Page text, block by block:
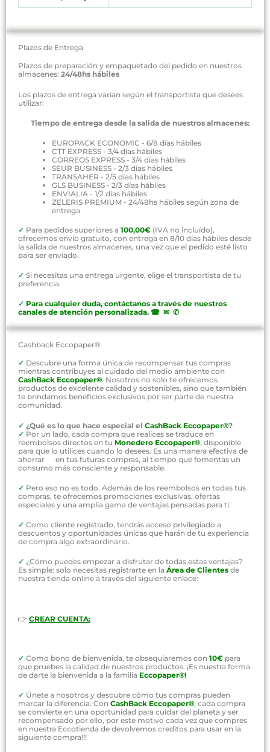
Plazos de Entrega
Plazos de preparación y empaquetado del pedido en nuestros
almacenes: 24/48hs hábiles
Los plazos de entrega varían según el transportista que desees
utilizar:
Tiempo de entrega desde la salida de nuestros almacenes:
EUROPACK ECONOMIC - 6/8 días hábiles
CTT EXPRESS - 3/4 días hábiles
CORREOS EXPRESS - 3/4 días hábiles
SEUR BUSINESS - 2/3 días hábiles
TRANSAHER - 2/5 días hábiles
GLS BUSINESS - 2/3 días hábiles
ENVIALIA - 1/2 días hábiles
ZELERIS PREMIUM - 24/48hs hábiles según zona de
entrega
✓ Para pedidos superiores a 100,00€ (IVA no incluído),
ofrecemos envío gratuito, con entrega en 8/10 días hábiles desde
la salida de nuestros almacenes, una vez que el pedido esté listo
para ser enviado.
✓ Si necesitas una entrega urgente, elige el transportista de tu
preferencia.
✓ Para cualquier duda, contáctanos a través de nuestros
canales de atención personalizada. ☎ ✉ ✆
Cashback Eccopaper®
✓ Descubre una forma única de recompensar tus compras
mientras contribuyes al cuidado del medio ambiente con
CashBack Eccopaper®. Nosotros no solo te ofrecemos
productos de excelente calidad y sostenibles, sino que también
te brindamos beneficios exclusivos por ser parte de nuestra
comunidad.
✓ ¿Qué es lo que hace especial el CashBack Eccopaper®?
✓ Por un lado, cada compra que realices se traduce en
reembolsos directos en tu Monedero Eccopaper®, disponible
para que lo utilices cuando lo desees. Es una manera efectiva de
ahorrar en tus futuras compras, al tiempo que fomentas un
consumo más consciente y responsable.
✓ Pero eso no es todo. Además de los reembolsos en todas tus
compras, te ofrecemos promociones exclusivas, ofertas
especiales y una amplia gama de ventajas pensadas para ti.
✓ Como cliente registrado, tendrás acceso privilegiado a
descuentos y oportunidades únicas que harán de tu experiencia
de compra algo extraordinario.
✓ ¿Cómo puedes empezar a disfrutar de todas estas ventajas?
Es simple: solo necesitas registrarte en la Área de Clientes de
nuestra tienda online a través del siguiente enlace:
👉 CREAR CUENTA:
✓ Como bono de bienvenida, te obsequiaremos con 10€ para
que pruebes la calidad de nuestros productos. ¡Es nuestra forma
de darte la bienvenida a la familia Eccopaper®!
✓ Únete a nosotros y descubre cómo tus compras pueden
marcar la diferencia. Con CashBack Eccopaper®, cada compra
se convierte en una oportunidad para cuidar del planeta y ser
recompensado por ello, por este motivo cada vez que compres
en nuestra Eccotienda de devolvemos creditos para usar en la
siguiente compra!!!